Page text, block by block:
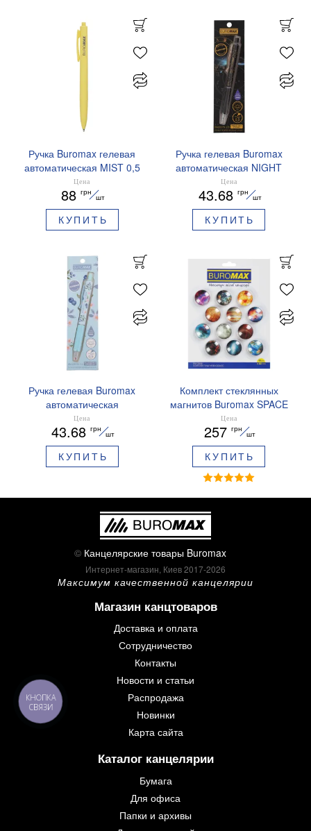
Ручка Buromax гелевая
автоматическая MIST 0,5
мм синие чернила
BM.83103
Цена
88 грн
шт
КУПИТЬ
Ручка гелевая Buromax
автоматическая NIGHT
SKY ZODIAC 0.5 мм
ароматизированный грипп
синие чернила BM.8379-
01
Цена
43.68 грн
шт
КУПИТЬ
Ручка гелевая Buromax
автоматическая
ARABESKI 0.5 мм
ароматизированный грипп
синие чернила в блистере
BM.8379-02
Цена
43.68 грн
шт
КУПИТЬ
Комплект стеклянных
магнитов Buromax SPACE
12 шт 30 мм BM.0048
Цена
257 грн
шт
КУПИТЬ
© Канцелярские товары Buromax
Интернет-магазин, Киев 2017-2026
Максимум качественной канцелярии
Магазин канцтоваров
Доставка и оплата
Сотрудничество
Контакты
Новости и статьи
Распродажа
Новинки
Карта сайта
Каталог канцелярии
Бумага
Для офиса
Папки и архивы
КНОПКА
СВЯЗИ